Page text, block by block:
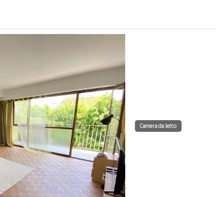
Camera da letto